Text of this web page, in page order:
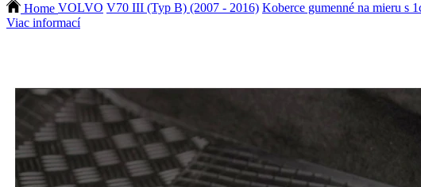
Home VOLVO V70 III (Typ B) (2007 - 2016) Koberce gumenné na mieru s
Viac informací